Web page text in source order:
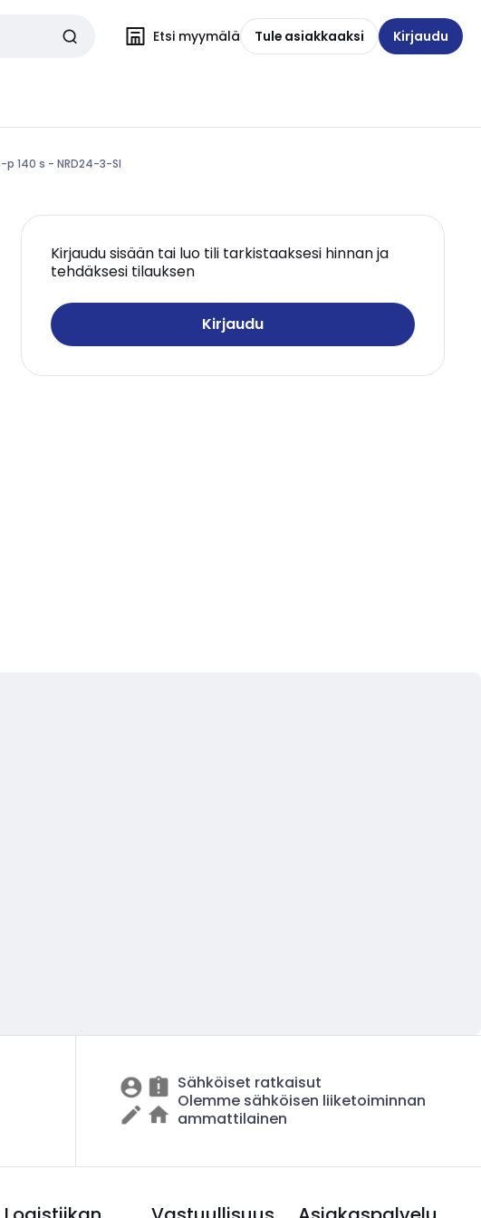
Etsi myymälä Tule asiakkaaksi Kirjaudu
p 140 s - NRD24-3-SI
Kirjaudu sisään tai luo tili tarkistaaksesi hinnan ja
tehdäksesi tilauksen
Kirjaudu
Sähköiset ratkaisut
Olemme sähköisen liiketoiminnan
ammattilainen